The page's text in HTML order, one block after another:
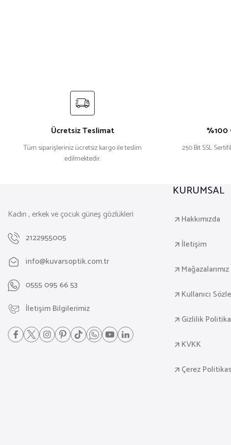
Ücretsiz Teslimat
Tüm siparişleriniz ücretsiz kargo ile teslim
edilmektedir.
%100
250 Bit SSL
Kadın , erkek ve çocuk güneş gözlükleri
2122955005
info@kuvarsoptik.com.tr
0555 095 66 53
İletişim Bilgilerimiz
KURUMSAL
Hakkımızda
İletişim
Mağazalarımız
Kullanıcı
Gizlilik
KVKK
Çerez